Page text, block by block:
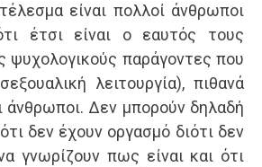
είναι πολλοί άνθρωποι
έτσι είναι ο εαυτός τους
ψυχολογικούς παράγοντες που
λειτουργία), πιθανά
άνθρωποι. Δεν μπορούν δηλαδή
δεν έχουν οργασμό διότι δεν
γνωρίζουν πως είναι και ότι